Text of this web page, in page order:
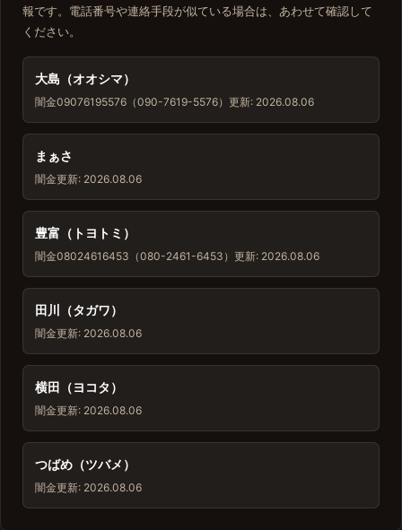
報です。電話番号や連絡手段が似ている場合は、あわせて確認して
ください。
大島（オオシマ）
闇金09076195576（090-7619-5576） 更新: 2026.08.06
まぁさ
闇金更新: 2026.08.06
豊富（トヨトミ）
闇金08024616453（080-2461-6453） 更新: 2026.08.06
田川（タガワ）
闇金更新: 2026.08.06
横田（ヨコタ）
闇金更新: 2026.08.06
つばめ（ツバメ）
闇金更新: 2026.08.06